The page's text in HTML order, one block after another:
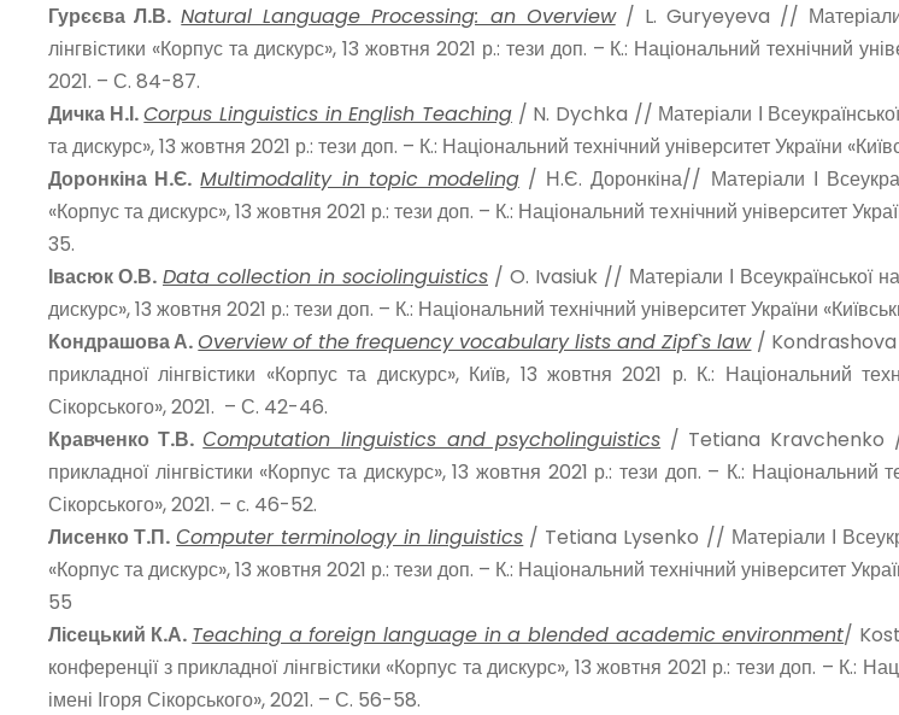
Гурєєва Л.В. Natural Language Processing: an Overview/ L. Guryeyeva // Матеріали І
лінгвістики «Корпус та дискурс», 13 жовтня 2021 р.: тези доп. – К.: Національний технічний
2021. – С. 84-87.
Дичка Н.І. Corpus Linguistics in English Teaching/ N. Dychka // Матеріали І Всеукраїнської
та дискурс», 13 жовтня 2021 р.: тези доп. – К.: Національний технічний університет України
Доронкіна Н.Є. Multimodality in topic modeling/ Н.Є. Доронкіна// Матеріали І
«Корпус та дискурс», 13 жовтня 2021 р.: тези доп. – К.: Національний технічний університет
35.
Івасюк О.В. Data collection in sociolinguistics / O. Ivasiuk // Матеріали І Всеукраїнської
дискурс», 13 жовтня 2021 р.: тези доп. – К.: Національний технічний університет України
Кондрашова А.Overview of the frequency vocabulary lists and Zipf`s law/ Kondrashova
прикладної лінгвістики «Корпус та дискурс», Київ, 13 жовтня 2021 р. К.: Національний
Сікорського», 2021. – С. 42-46.
Кравченко Т.В. Сomputation linguistics and psycholinguistics / Tetiana Kravchenko //
прикладної лінгвістики «Корпус та дискурс», 13 жовтня 2021 р.: тези доп. – К.: Національний
Сікорського», 2021. – с. 46-52.
Лисенко Т.П. Сomputer terminology in linguistics / Tetiana Lysenko // Матеріали І
«Корпус та дискурс», 13 жовтня 2021 р.: тези доп. – К.: Національний технічний університет
55
Лісецький К.А. Teaching a foreign language in a blended academic environment/
конференції з прикладної лінгвістики «Корпус та дискурс», 13 жовтня 2021 р.: тези доп. – К.:
імені Ігоря Сікорського», 2021. – С. 56-58.